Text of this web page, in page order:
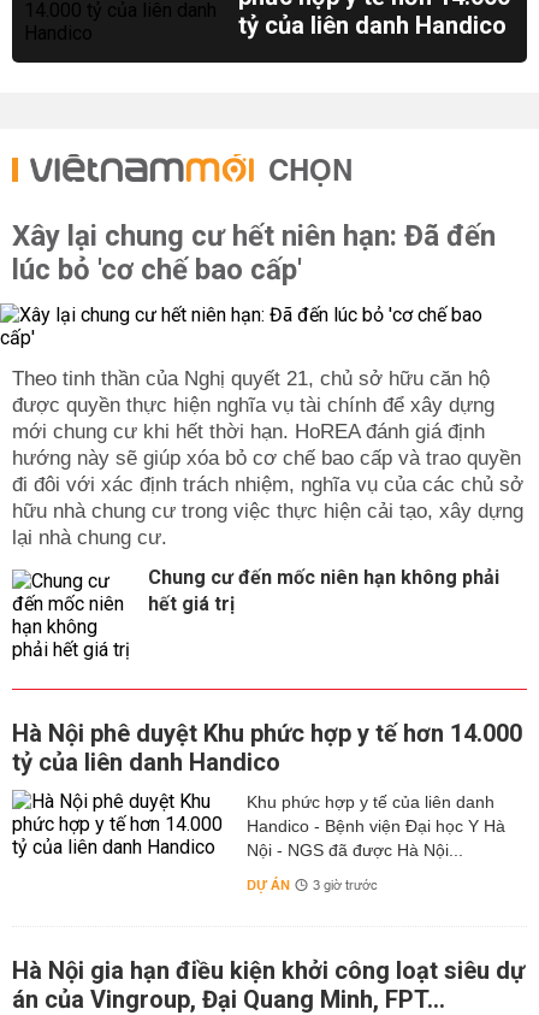
tỷ của liên danh Handico
CHỌN
Xây lại chung cư hết niên hạn: Đã đến
lúc bỏ 'cơ chế bao cấp'
Theo tinh thần của Nghị quyết 21, chủ sở hữu căn hộ
được quyền thực hiện nghĩa vụ tài chính để xây dựng
mới chung cư khi hết thời hạn. HoREA đánh giá định
hướng này sẽ giúp xóa bỏ cơ chế bao cấp và trao quyền
đi đôi với xác định trách nhiệm, nghĩa vụ của các chủ sở
hữu nhà chung cư trong việc thực hiện cải tạo, xây dựng
lại nhà chung cư.
Chung cư đến mốc niên hạn không phải
hết giá trị
Hà Nội phê duyệt Khu phức hợp y tế hơn 14.000
tỷ của liên danh Handico
Khu phức hợp y tế của liên danh
Handico - Bệnh viện Đại học Y Hà
Nội - NGS đã được Hà Nội...
DỰ ÁN 3 giờ trước
Hà Nội gia hạn điều kiện khởi công loạt siêu dự
án của Vingroup, Đại Quang Minh, FPT...